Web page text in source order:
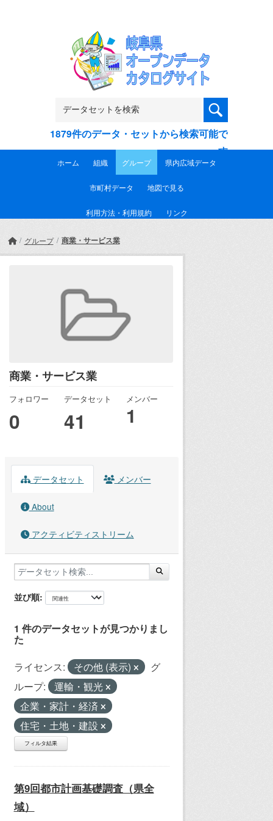
1879件のデータ・セットから検索可能で
す
ホーム 組織 グループ 県内広域データ
市町村データ 地図で見る
利用方法・利用規約 リンク
グループ 商業・サービス業
商業・サービス業
フォロワー
0
データセット
41
メンバー
1
データセット メンバー
About
アクティビティストリーム
並び順
1 件のデータセットが見つかりまし
た
ライセンス: その他 (表示)
グ
ループ:
運輸・観光
企業・家計・経済
住宅・土地・建設
フィルタ結果
第9回都市計画基礎調査（県全
域）